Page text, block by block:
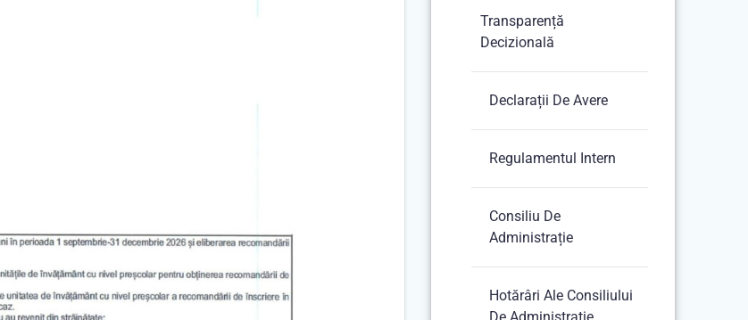
Transparență
Decizională
Declarații De Avere
Regulamentul Intern
Consiliu De
Administrație
Hotărâri Ale Consiliului
De Administrație